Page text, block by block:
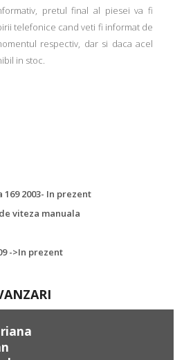
pretul final al piesei va fi
telefonice cand veti fi informat de
respectiv, dar si daca acel
in stoc.
169 2003- In prezent
viteza manuala
->In prezent